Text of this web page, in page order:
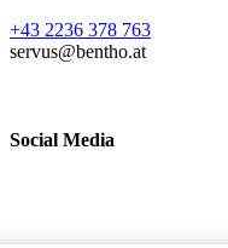
+43 2236 378 763
servus@bentho.at
Social Media